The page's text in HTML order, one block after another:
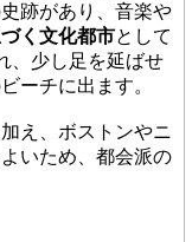
跡があり、音楽や
く文化都市として
、少し足を延ばせ
ーチに出ます。
え、ボストンやニ
いため、都会派の